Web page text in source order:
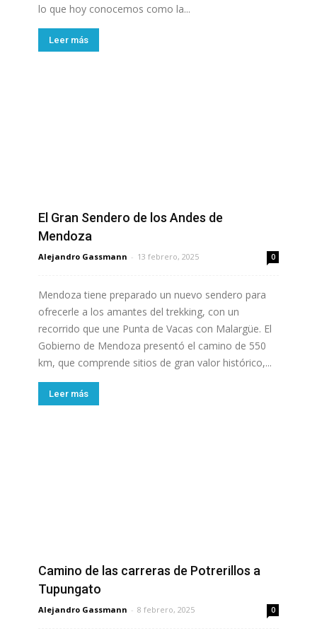
lo que hoy conocemos como la...
Leer más
El Gran Sendero de los Andes de
Mendoza
Alejandro Gassmann - 13 febrero, 2025 0
Mendoza tiene preparado un nuevo sendero para
ofrecerle a los amantes del trekking, con un
recorrido que une Punta de Vacas con Malargüe. El
Gobierno de Mendoza presentó el camino de 550
km, que comprende sitios de gran valor histórico,...
Leer más
Camino de las carreras de Potrerillos a
Tupungato
Alejandro Gassmann - 8 febrero, 2025 0